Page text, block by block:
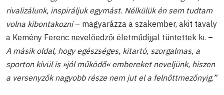
rivalizálunk, inspiráljuk egymást. Nélkülük én sem tudtam
volna kibontakozni– magyarázza a szakember, akit tavaly
a Kemény Ferenc nevelőedzői életműdíjjal tüntettek ki. –
A másik oldal, hogy egészséges, kitartó, szorgalmas, a
sporton kívül is »jól működő« embereket neveljünk, hiszen
a versenyzők nagyobb része nem jut el a felnőttmezőnyig.”